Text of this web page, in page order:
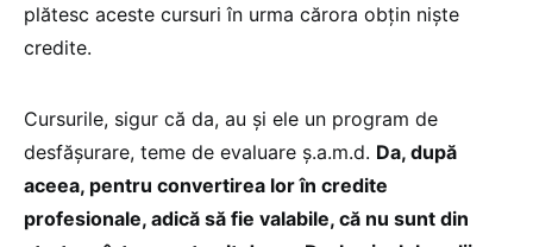
plătesc aceste cursuri în urma cărora obțin niște
credite.
Cursurile, sigur că da, au și ele un program de
desfășurare, teme de evaluare ș.a.m.d. Da, după
aceea, pentru convertirea lor în credite
profesionale, adică să fie valabile, că nu sunt din